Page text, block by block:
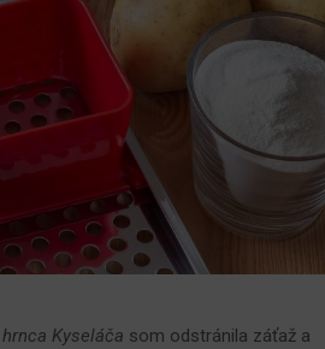
hrnca Kyseláča som odstránila záťaž a